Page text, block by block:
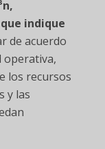
indique
de acuerdo
operativa,
los recursos
y las